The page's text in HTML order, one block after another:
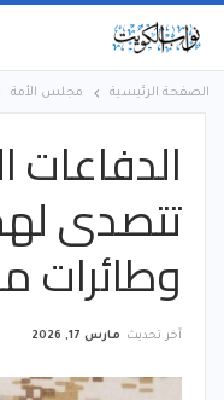
الصفحة الرئيسية مجلس الأمة
الدفاعات
تتصدى
وطائرات
آخر تحديث مارس 17, 2026